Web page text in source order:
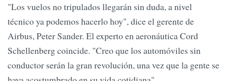
"Los vuelos no tripulados llegarán sin duda, a nivel
técnico ya podemos hacerlo hoy", dice el gerente de
Airbus, Peter Sander. El experto en aeronáutica Cord
Schellenberg coincide. "Creo que los automóviles sin
conductor serán la gran revolución, una vez que la gente se